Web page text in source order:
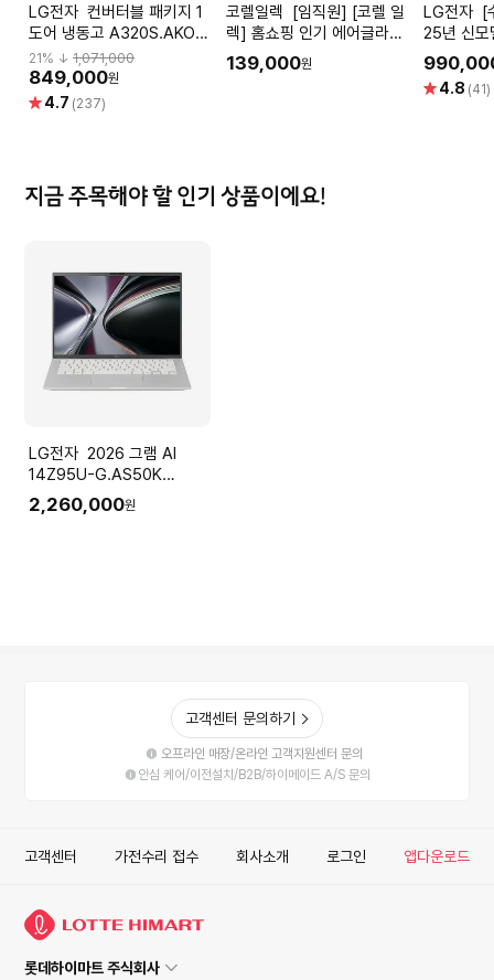
LG전자 컨버터블 패키지 1
도어 냉동고 A320S.AKOR
[321L]
21% ↓ 1,071,000
849,000원
별 4.7 (237)
코렐일렉 [임직원] [코렐 일
렉] 홈쇼핑 인기 에어글라스
바사칸 에어프라이어
139,000원
LG전자 [수량 한정 특가]
25년 신
스탠바이
별 4.8 (41)
지금 주목해야 할 인기 상품이에요!
LG전자 2026 그램 AI
14Z95U-G.AS50K
(Ryzen5
16GB(LPDDR5x) SSD
2,260,000원
고객센터 문의하기
오프라인 매장/온라인 고객지원센터 문의
안심 케어/이전설치/B2B/하이메이드 A/S 문의
고객센터 가전수리 접수 회사소개 로그인 앱다운로드
롯데하이마트 주식회사